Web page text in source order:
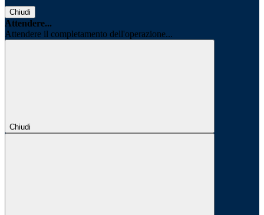
Chiudi
Attendere...
Attendere il completamento dell'operazione...
Chiudi